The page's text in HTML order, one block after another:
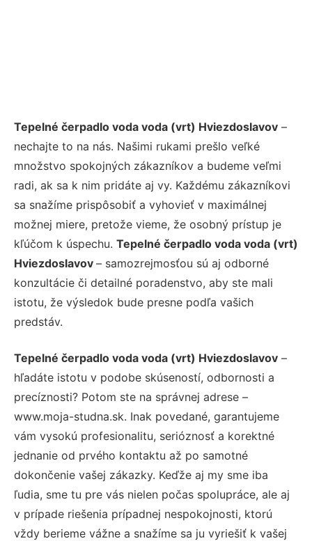
Tepelné čerpadlo voda voda (vrt) Hviezdoslavov –
nechajte to na nás. Našimi rukami prešlo veľké
množstvo spokojných zákazníkov a budeme veľmi
radi, ak sa k nim pridáte aj vy. Každému zákazníkovi
sa snažíme prispôsobiť a vyhovieť v maximálnej
možnej miere, pretože vieme, že osobný prístup je
kľúčom k úspechu. Tepelné čerpadlo voda voda (vrt)
Hviezdoslavov – samozrejmosťou sú aj odborné
konzultácie či detailné poradenstvo, aby ste mali
istotu, že výsledok bude presne podľa vašich
predstáv.
Tepelné čerpadlo voda voda (vrt) Hviezdoslavov –
hľadáte istotu v podobe skúseností, odbornosti a
precíznosti? Potom ste na správnej adrese –
www.moja-studna.sk. Inak povedané, garantujeme
vám vysokú profesionalitu, serióznosť a korektné
jednanie od prvého kontaktu až po samotné
dokončenie vašej zákazky. Keďže aj my sme iba
ľudia, sme tu pre vás nielen počas spolupráce, ale aj
v prípade riešenia prípadnej nespokojnosti, ktorú
vždy berieme vážne a snažíme sa ju vyriešiť k vašej